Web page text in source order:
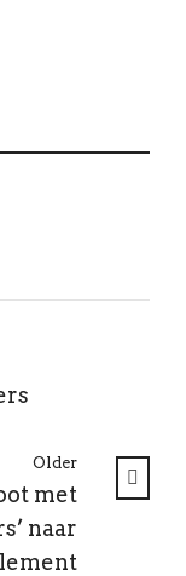
Older
met
naar